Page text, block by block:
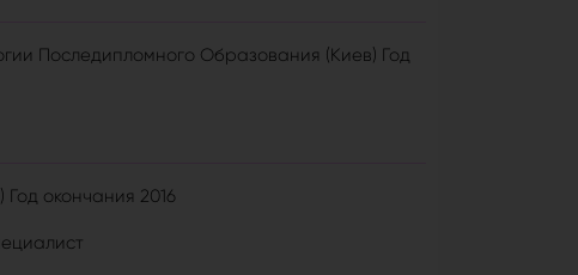
Последипломного Образования (Киев) Год
окончания 2016